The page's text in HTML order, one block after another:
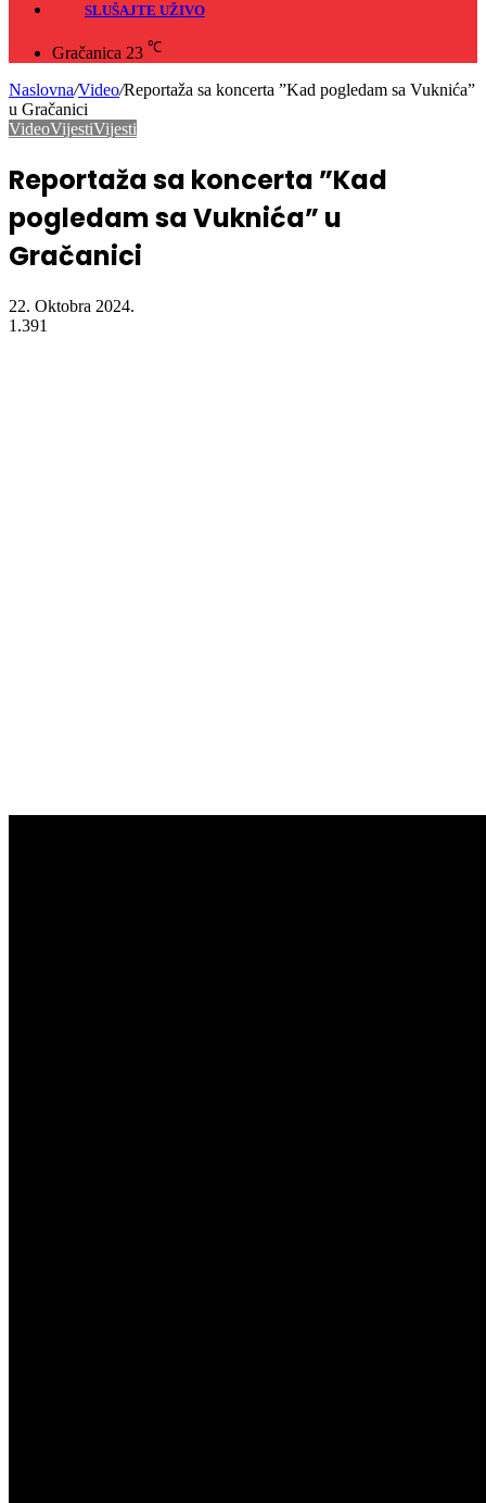
SLUŠAJTE UŽIVO
Gračanica 23 ℃
Naslovna/Video/Reportaža sa koncerta ”Kad pogledam sa Vuknića”
u Gračanici
VideoVijestiVijesti
Reportaža sa koncerta ”Kad
pogledam sa Vuknića” u
Gračanici
22. Oktobra 2024.
1.391